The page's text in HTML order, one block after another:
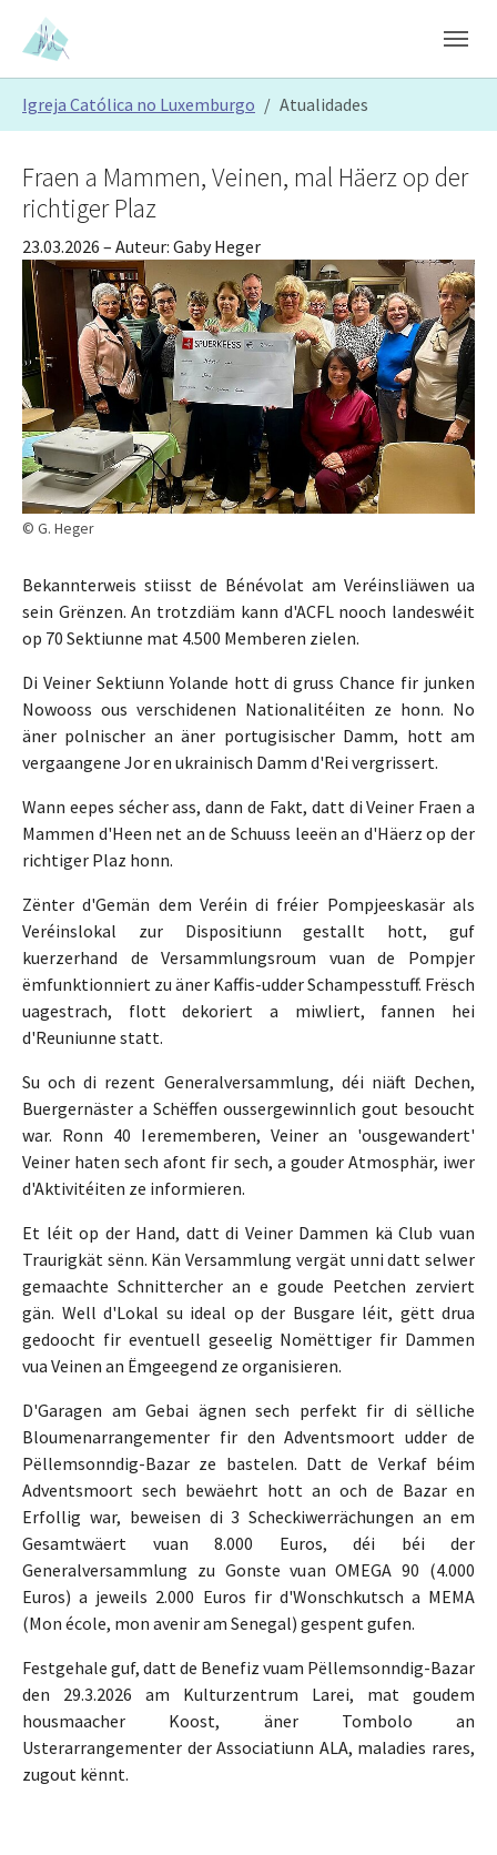
Skip to main content
Skip to page footer
Igreja Católica no Luxemburgo Atualidades
© G. Heger
Fraen a Mammen, Veinen, mal Häerz op der
richtiger Plaz
23.03.2026 – Auteur: Gaby Heger
Bekannterweis stiisst de Bénévolat am Veréinsliäwen ua
sein Grënzen. An trotzdiäm kann d'ACFL nooch landeswéit
op 70 Sektiunne mat 4.500 Memberen zielen.
Di Veiner Sektiunn Yolande hott di gruss Chance fir junken
Nowooss ous verschidenen Nationalitéiten ze honn. No
äner polnischer an äner portugisischer Damm, hott am
vergaangene Jor en ukrainisch Damm d'Rei vergrissert.
Wann eepes sécher ass, dann de Fakt, datt di Veiner Fraen a
Mammen d'Heen net an de Schuuss leeën an d'Häerz op der
richtiger Plaz honn.
Zënter d'Gemän dem Veréin di fréier Pompjeeskasär als
Veréinslokal zur Dispositiunn gestallt hott, guf
kuerzerhand de Versammlungsroum vuan de Pompjer
ëmfunktionniert zu äner Kaffis-udder Schampesstuff. Frësch
uagestrach, flott dekoriert a miwliert, fannen hei
d'Reuniunne statt.
Su och di rezent Generalversammlung, déi niäft Dechen,
Buergernäster a Schëffen oussergewinnlich gout besoucht
war. Ronn 40 Ierememberen, Veiner an 'ousgewandert'
Veiner haten sech afont fir sech, a gouder Atmosphär, iwer
d'Aktivitéiten ze informieren.
Et léit op der Hand, datt di Veiner Dammen kä Club vuan
Traurigkät sënn. Kän Versammlung vergät unni datt selwer
gemaachte Schnittercher an e goude Peetchen zerviert
gän. Well d'Lokal su ideal op der Busgare léit, gëtt drua
gedoocht fir eventuell geseelig Nomëttiger fir Dammen
vua Veinen an Ëmgeegend ze organisieren.
D'Garagen am Gebai ägnen sech perfekt fir di sëlliche
Bloumenarrangementer fir den Adventsmoort udder de
Pëllemsonndig-Bazar ze bastelen. Datt de Verkaf béim
Adventsmoort sech bewäehrt hott an och de Bazar en
Erfollig war, beweisen di 3 Scheckiwerrächungen an em
Gesamtwäert vuan 8.000 Euros, déi béi der
Generalversammlung zu Gonste vuan OMEGA 90 (4.000
Euros) a jeweils 2.000 Euros fir d'Wonschkutsch a MEMA
(Mon école, mon avenir am Senegal) gespent gufen.
Festgehale guf, datt de Benefiz vuam Pëllemsonndig-Bazar
den 29.3.2026 am Kulturzentrum Larei, mat goudem
housmaacher Koost, äner Tombolo an
Usterarrangementer der Associatiunn ALA, maladies rares,
zugout kënnt.